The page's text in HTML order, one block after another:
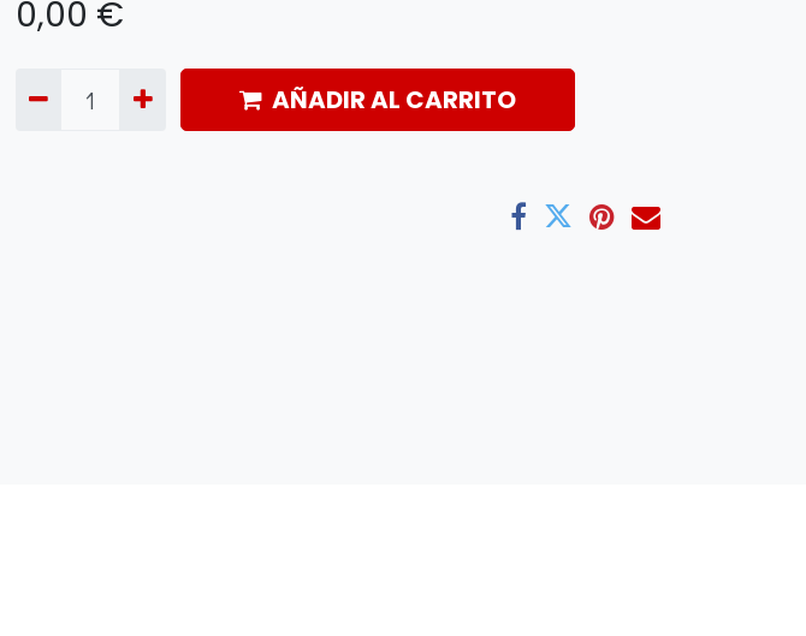
0,00 €
AÑADIR AL CARRITO